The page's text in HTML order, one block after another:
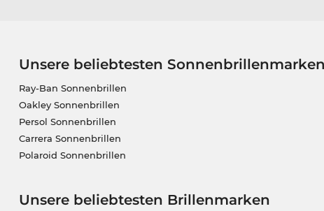
Unsere beliebtesten Sonnenbrillenmarken
Ray-Ban Sonnenbrillen
Oakley Sonnenbrillen
Persol Sonnenbrillen
Carrera Sonnenbrillen
Polaroid Sonnenbrillen
Unsere beliebtesten Brillenmarken